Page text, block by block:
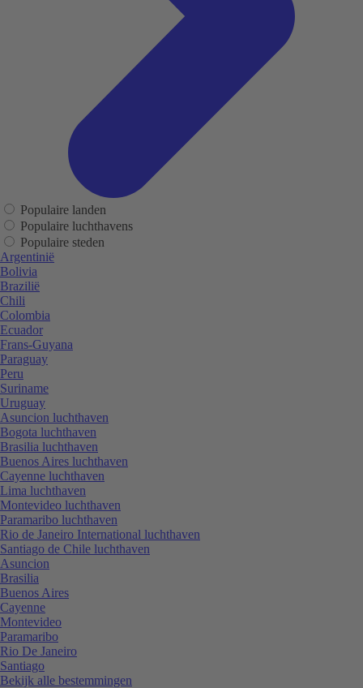
Populaire landen
Populaire luchthavens
Populaire steden
Argentinië
Bolivia
Brazilië
Chili
Colombia
Ecuador
Frans-Guyana
Paraguay
Peru
Suriname
Uruguay
Asuncion luchthaven
Bogota luchthaven
Brasilia luchthaven
Buenos Aires luchthaven
Cayenne luchthaven
Lima luchthaven
Montevideo luchthaven
Paramaribo luchthaven
Rio de Janeiro International luchthaven
Santiago de Chile luchthaven
Asuncion
Brasilia
Buenos Aires
Cayenne
Montevideo
Paramaribo
Rio De Janeiro
Santiago
Bekijk alle bestemmingen